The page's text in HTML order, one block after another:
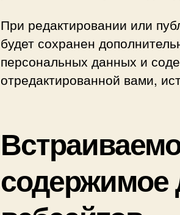
При редактировании или
будет сохранен
персональных данных и
отредактированной вами,
содержимое